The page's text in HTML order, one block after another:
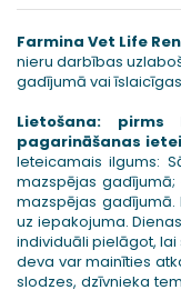
Farmina Vet Life
nieru darbības
gadījumā vai
Lietošana:
pagarināšanas
Ieteicamais ilgums:
mazspējas
mazspējas
uz iepakojuma.
individuāli pielāgot,
deva var mainīties
slodzes, dzīvnieka